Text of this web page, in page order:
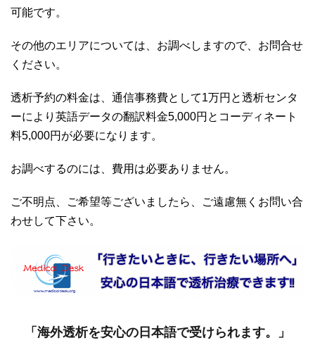
可能です。
その他のエリアについては、お調べしますので、お問合せ
ください。
透析予約の料金は、通信事務費として1万円と透析センタ
ーにより英語データの翻訳料金5,000円とコーディネート
料5,000円が必要になります。
お調べするのには、費用は必要ありません。
ご不明点、ご希望等ございましたら、ご遠慮無くお問い合
わせして下さい。
「海外透析を安心の日本語で受けられます。」